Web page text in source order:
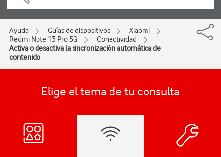
Ayuda Guías de dispositivos
Xiaomi
Redmi Note 13 Pro 5G
Conectividad
Activa o desactiva la sincronización automática de
contenido
Elige el tema de tu consulta